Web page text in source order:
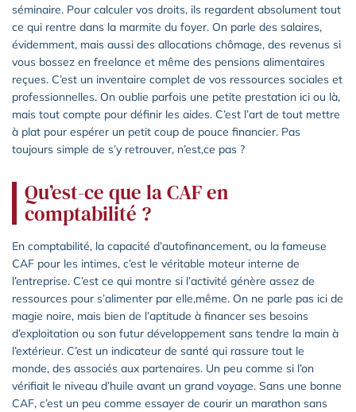
séminaire. Pour calculer vos droits, ils regardent absolument tout
ce qui rentre dans la marmite du foyer. On parle des salaires,
évidemment, mais aussi des allocations chômage, des revenus si
vous bossez en freelance et même des pensions alimentaires
reçues. C’est un inventaire complet de vos ressources sociales et
professionnelles. On oublie parfois une petite prestation ici ou là,
mais tout compte pour définir les aides. C’est l’art de tout mettre
à plat pour espérer un petit coup de pouce financier. Pas
toujours simple de s’y retrouver, n’est,ce pas ?
Qu’est-ce que la CAF en
comptabilité ?
En comptabilité, la capacité d’autofinancement, ou la fameuse
CAF pour les intimes, c’est le véritable moteur interne de
l’entreprise. C’est ce qui montre si l’activité génère assez de
ressources pour s’alimenter par elle,même. On ne parle pas ici de
magie noire, mais bien de l’aptitude à financer ses besoins
d’exploitation ou son futur développement sans tendre la main à
l’extérieur. C’est un indicateur de santé qui rassure tout le
monde, des associés aux partenaires. Un peu comme si l’on
vérifiait le niveau d’huile avant un grand voyage. Sans une bonne
CAF, c’est un peu comme essayer de courir un marathon sans